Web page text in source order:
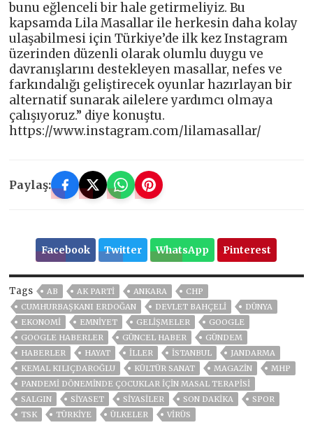
bunu eğlenceli bir hale getirmeliyiz. Bu
kapsamda Lila Masallar ile herkesin daha kolay
ulaşabilmesi için Türkiye’de ilk kez Instagram
üzerinden düzenli olarak olumlu duygu ve
davranışlarını destekleyen masallar, nefes ve
farkındalığı geliştirecek oyunlar hazırlayan bir
alternatif sunarak ailelere yardımcı olmaya
çalışıyoruz.” diye konuştu.
https://www.instagram.com/lilamasallar/
Paylaş:
Facebook Twitter WhatsApp Pinterest
Tags AB AK PARTİ ANKARA
CHP
CUMHURBAŞKANI ERDOĞAN
DEVLET BAHÇELİ
DÜNYA
EKONOMİ
EMNİYET GELIŞMELER
GOOGLE
GOOGLE HABERLER
GÜNCEL HABER
GÜNDEM
HABERLER
HAYAT İLLER ISTANBUL
JANDARMA
KEMAL KILIÇDAROĞLU
KÜLTÜR SANAT MAGAZİN
MHP
PANDEMİ DÖNEMİNDE ÇOCUKLAR İÇİN MASAL TERAPİSİ
SALGIN
SİYASET SİYASİLER SON DAKIKA
SPOR
TSK
TÜRKİYE ÜLKELER VIRÜS